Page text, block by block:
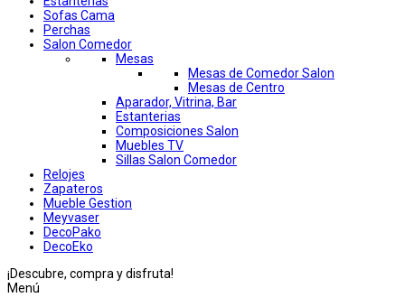
Sofas Cama
Perchas
Salon Comedor
Mesas
Mesas de Comedor Salon
Mesas de Centro
Aparador, Vitrina, Bar
Estanterias
Composiciones Salon
Muebles TV
Sillas Salon Comedor
Relojes
Zapateros
Mueble Gestion
Meyvaser
DecoPako
DecoEko
¡Descubre, compra y disfruta!
Menú